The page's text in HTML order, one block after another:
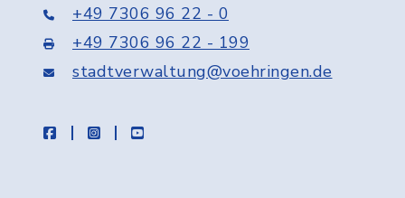
+49 7306 96 22 - 0
+49 7306 96 22 - 199
stadtverwaltung@voehringen.de
facebookinstagramyoutube